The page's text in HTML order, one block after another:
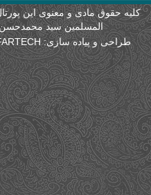
حقوق مادی و معنوی این
المسلمین سید محمدحسن
طراحی و پیاده سازی:FARTECH/فرتک - فکور رایانه توسعه کویر